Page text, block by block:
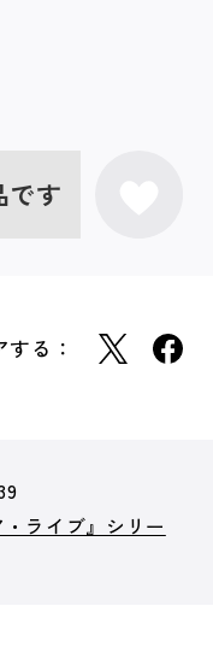
です
する：
・ライブ』シリー